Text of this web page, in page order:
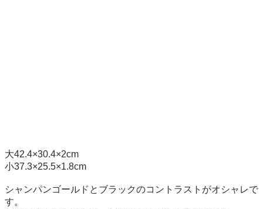
大42.4×30.4×2cm
小37.3×25.5×1.8cm
シャンパンゴールドとブラックのコントラストがオシャレで
す。